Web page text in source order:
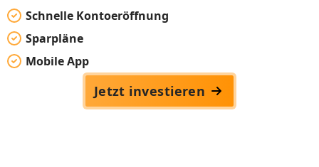
Schnelle Kontoeröffnung
Sparpläne
Mobile App
Jetzt investieren